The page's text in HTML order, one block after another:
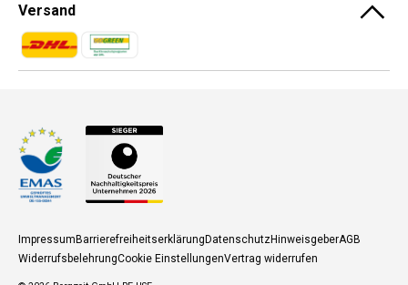
Versand
Zahlungsmethoden
Zahlungsmethoden
ImpressumBarrierefreiheitserklärungDatenschutzHinweisgeberAGB
WiderrufsbelehrungCookie EinstellungenVertrag widerrufen